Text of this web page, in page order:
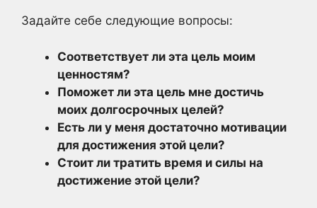
Задайте себе следующие вопросы:
Соответствует ли эта цель моим
ценностям?
Поможет ли эта цель мне достичь
моих долгосрочных целей?
Есть ли у меня достаточно мотивации
для достижения этой цели?
Стоит ли тратить время и силы на
достижение этой цели?